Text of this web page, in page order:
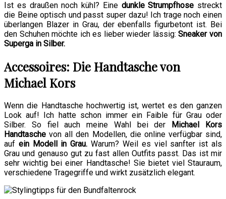
Ist es draußen noch kühl? Eine dunkle Strumpfhose streckt
die Beine optisch und passt super dazu! Ich trage noch einen
überlangen Blazer in Grau, der ebenfalls figurbetont ist. Bei
den Schuhen möchte ich es lieber wieder lässig:Sneaker von
Superga in Silber.
Accessoires: Die Handtasche von
Michael Kors
Wenn die Handtasche hochwertig ist, wertet es den ganzen
Look auf! Ich hatte schon immer ein Faible für Grau oder
Silber. So fiel auch meine Wahl bei der
Michael Kors
Handtasche von all den Modellen, die online verfügbar sind,
auf ein Modell in Grau. Warum? Weil es viel sanfter ist als
Grau und genauso gut zu fast allen Outfits passt. Das ist mir
sehr wichtig bei einer Handtasche! Sie bietet viel Stauraum,
verschiedene Tragegriffe und wirkt zusätzlich elegant.